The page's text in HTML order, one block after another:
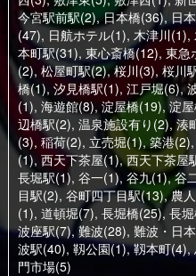
今宮駅前駅(2),日本橋(36), 日
(47), 日航ホテル(1), 木津川(1),
本町駅(31), 東心斎橋(12), 東急
(2), 松屋町駅(2),桜川(3), 桜川
橋(1), 汐見橋駅(1), 江戸堀(6),
(1), 海遊館(8),淀屋橋(19), 淀
辺橋駅(2), 温泉施設有り(2), 湊
(3), 稲荷(2), 立売堀(1), 築港(2),
(1), 西天下茶屋(1),西天下茶屋
長堀駅(1), 谷一(1), 谷九(1),谷
目駅(2), 谷町四丁目駅(13),農
(1), 道頓堀(7), 長堀橋(25), 長
波座駅(7), 難波(28), 難波・日
波駅(40), 靱公園(1),靱本町(4),
門市場(5)